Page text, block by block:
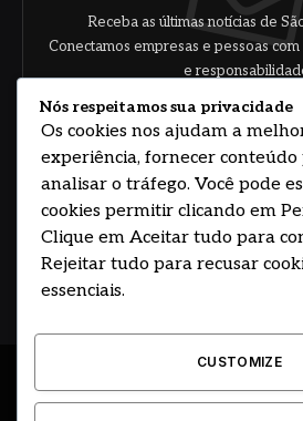
Receba as últimas notícias de
Conectamos empresas e pessoas
e
Concorde com nossos termos e
© 2026 DESENVOLVIDO POR
Nós respeitamos sua privacidade
Os cookies nos ajudam a
experiência, fornecer
analisar o tráfego. Você pode
cookies permitir clicando em
Clique em Aceitar tudo para
Rejeitar tudo para recusar
essenciais.
CUSTOMIZE